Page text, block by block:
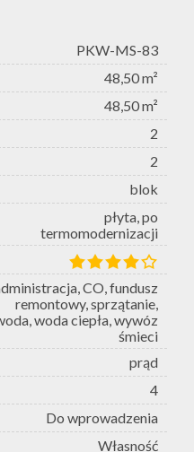
PKW-MS-83
48,50 m²
48,50 m²
2
2
blok
płyta, po
termomodernizacji
CO, fundusz
remontowy, sprzątanie,
woda ciepła, wywóz
śmieci
prąd
4
Do wprowadzenia
Własność